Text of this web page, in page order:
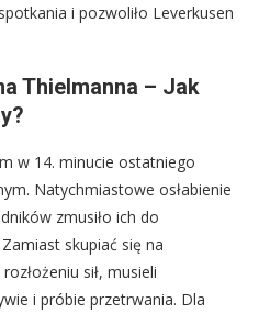
i pozwoliło Leverkusen
Thielmanna – Jak
w 14. minucie ostatniego
Natychmiastowe osłabienie
zmusiło ich do
skupiać się na
sił, musieli
i próbie przetrwania. Dla